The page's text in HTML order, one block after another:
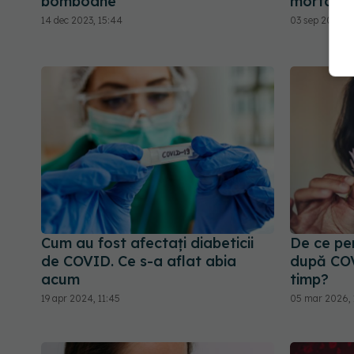
14 dec 2023, 15:44 03 sep 2024,
Cum au fost afectați diabeticii
de COVID. Ce s-a aflat abia
acum
19 apr 2024, 11:45
De ce
după
timp?
05 mar 2026,